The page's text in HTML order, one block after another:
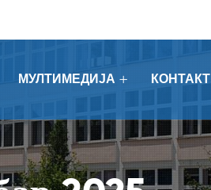
МУЛТИМЕДИЈА КОНТАКТ